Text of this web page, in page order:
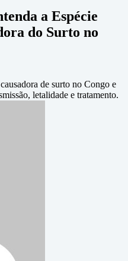
a Espécie
do Surto no
de surto no Congo e
letalidade e tratamento.